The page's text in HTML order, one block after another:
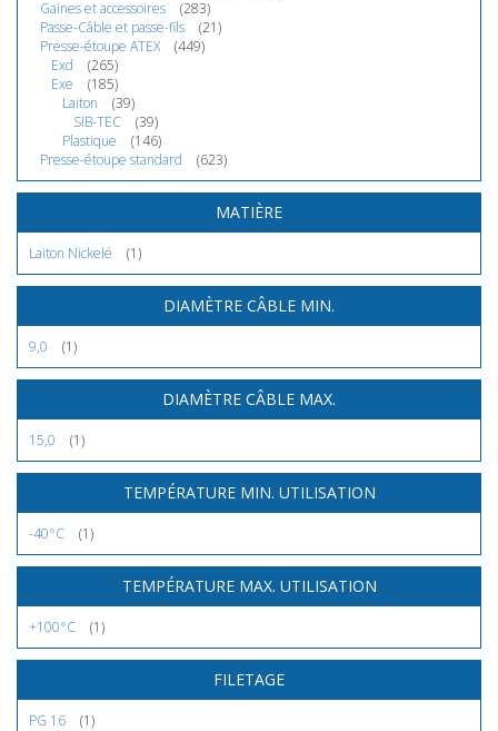
Gaines et accessoires
(283)
Passe-Câble et passe-fils
(21)
Presse-étoupe ATEX
(449)
Exd
(265)
Exe
(185)
Laiton
(39)
SIB-TEC
(39)
Plastique
(146)
Presse-étoupe standard
(623)
MATIÈRE
Laiton Nickelé (1)
DIAMÈTRE CÂBLE MIN.
9,0 (1)
DIAMÈTRE CÂBLE MAX.
15,0 (1)
TEMPÉRATURE MIN. UTILISATION
-40°C (1)
TEMPÉRATURE MAX. UTILISATION
+100°C (1)
FILETAGE
PG 16 (1)